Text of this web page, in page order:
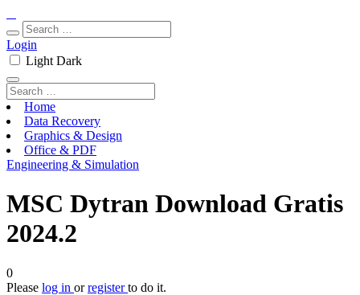
Login
Light Dark
Home
Data Recovery
Graphics & Design
Office & PDF
Engineering & Simulation
MSC Dytran Download Gratis
2024.2
0
Please log in orregisterto do it.